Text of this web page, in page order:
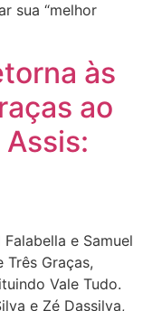
sua “melhor
às
ao
e Samuel
Graças,
Vale Tudo.
e Zé Dassilva,